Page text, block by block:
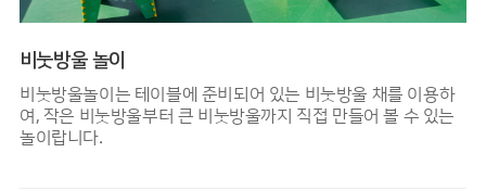
비눗방울 놀이
비눗방울놀이는 테이블에 준비되어 있는 비눗방울 채를 이용하
여, 작은 비눗방울부터 큰 비눗방울까지 직접 만들어 볼 수 있는
놀이랍니다.